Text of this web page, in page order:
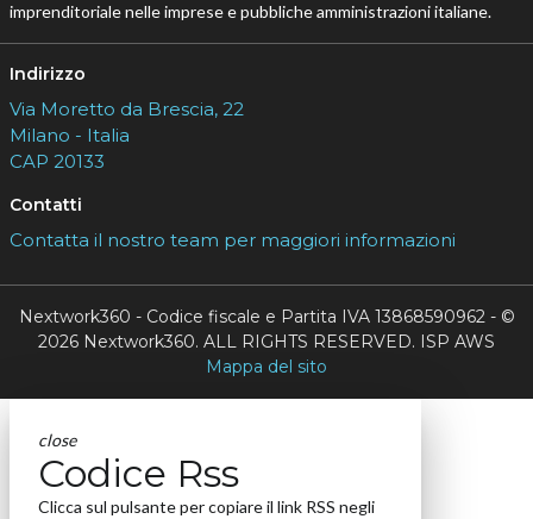
imprenditoriale nelle imprese e pubbliche amministrazioni italiane.
Indirizzo
Via Moretto da Brescia, 22
Milano - Italia
CAP 20133
Contatti
Contatta il nostro team per maggiori informazioni
Nextwork360 - Codice fiscale e Partita IVA 13868590962 - ©
2026 Nextwork360. ALL RIGHTS RESERVED. ISP AWS
Mappa del sito
close
Codice Rss
Clicca sul pulsante per copiare il link RSS negli